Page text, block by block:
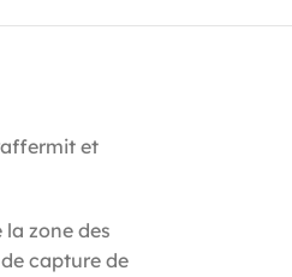
et
zone des
capture de